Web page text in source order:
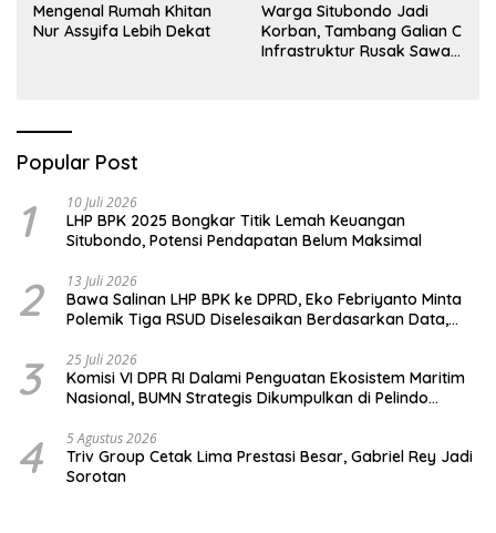
Mengenal Rumah Khitan
Nur Assyifa Lebih Dekat
Warga Situbondo Jadi
Korban, Tambang Galian C
Infrastruktur Rusak Sawah
Popular Post
1 10 Juli 2026
LHP BPK 2025 Bongkar Titik Lemah Keuangan
Situbondo, Potensi Pendapatan Belum Maksimal
2 13 Juli 2026
Bawa Salinan LHP BPK ke DPRD, Eko Febriyanto Minta
Polemik Tiga RSUD Diselesaikan Berdasarkan Data,
3 25 Juli 2026
Komisi VI DPR RI Dalami Penguatan Ekosistem Maritim
Nasional, BUMN Strategis Dikumpulkan di Pelindo
4 5 Agustus 2026
Triv Group Cetak Lima Prestasi Besar, Gabriel Rey Jadi
Sorotan